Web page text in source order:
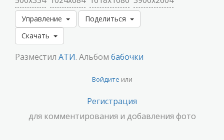
Управление
Поделиться
Скачать
Разместил АТИ. Альбом бабочки
Войдите или
Регистрация
для комментирования и добавления фото